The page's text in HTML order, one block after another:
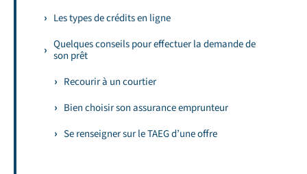
Les types de crédits en ligne
Quelques conseils pour effectuer la demande de
son prêt
Recourir à un courtier
Bien choisir son assurance emprunteur
Se renseigner sur le TAEG d’une offre